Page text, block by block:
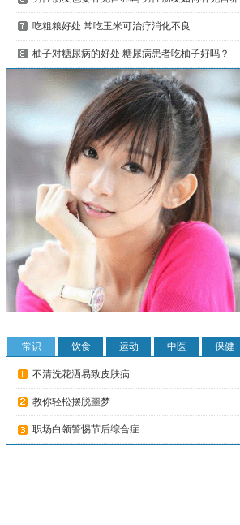
吃粗粮好处 常吃玉米可治疗消化不良
柚子对糖尿病的好处 糖尿病患者吃柚子好吗？
[多图]
常识 饮食 运动 中医 保健
不清洗花洒易致皮肤病
教你轻松摆脱噩梦
职场白领警惕节后综合症